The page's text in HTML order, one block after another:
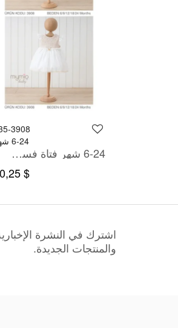
3908
6-24 شهر
6-24 شهر فتاة فستان
$ 10,25
اشترك في النشرة
والمنتجات الجديدة.